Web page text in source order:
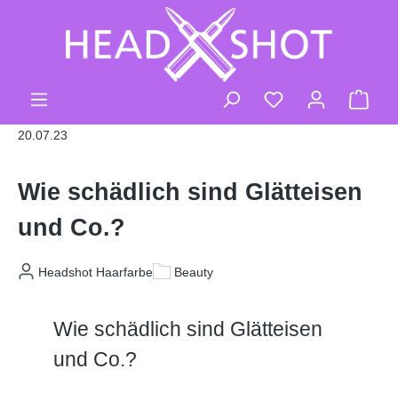
Zum Hauptinhalt springen
Du hast 0
20.07.23
Wie schädlich sind Glätteisen
und Co.?
Headshot Haarfarbe Beauty
Wie schädlich sind Glätteisen
und Co.?